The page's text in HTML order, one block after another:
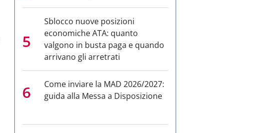
Sblocco nuove posizioni
economiche ATA: quanto
valgono in busta paga e quando
arrivano gli arretrati
Come inviare la MAD 2026/2027:
guida alla Messa a Disposizione